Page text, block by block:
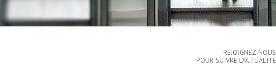
REJOIGNEZ-NOUS
POUR SUIVRE L’ACTUALITÉ